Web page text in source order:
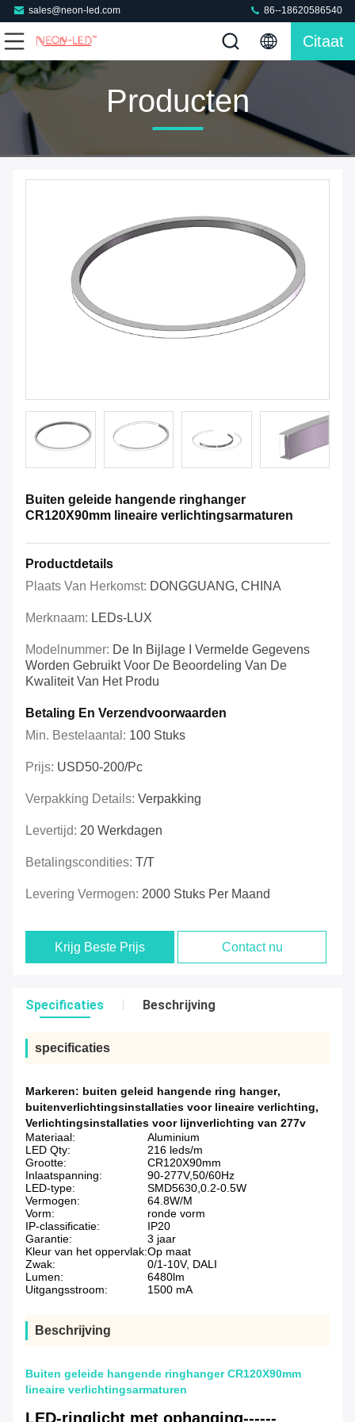
sales@neon-led.com 86--18620586540
Citaat
Producten
Buiten geleide hangende ringhanger
CR120X90mm lineaire verlichtingsarmaturen
Productdetails
Plaats Van Herkomst: DONGGUANG, CHINA
Merknaam: LEDs-LUX
Modelnummer: De In Bijlage I Vermelde Gegevens
Worden Gebruikt Voor De Beoordeling Van De
Kwaliteit Van Het Produ
Betaling En Verzendvoorwaarden
Min. Bestelaantal: 100 Stuks
Prijs: USD50-200/pc
Verpakking Details: Verpakking
Levertijd: 20 Werkdagen
Betalingscondities: T/T
Levering Vermogen: 2000 Stuks Per Maand
Krijg Beste Prijs Contact nu
Specificaties Beschrijving
specificaties
Markeren: buiten geleid hangende ring hanger,
buitenverlichtingsinstallaties voor lineaire verlichting,
Verlichtingsinstallaties voor lijnverlichting van 277v
Materiaal:
Aluminium
LED Qty:
216 leds/m
Grootte:
CR120X90mm
Inlaatspanning:
90-277V,50/60Hz
LED-type:
SMD5630,0.2-0.5W
Vermogen:
64.8W/M
Vorm:
ronde vorm
IP-classificatie:
IP20
Garantie:
3 jaar
Kleur van het oppervlak:Op maat
Zwak:
0/1-10V, DALI
Lumen:
6480lm
Uitgangsstroom:
1500 mA
Beschrijving
Buiten geleide hangende ringhanger CR120X90mm
lineaire verlichtingsarmaturen
LED-ringlicht met ophanging------